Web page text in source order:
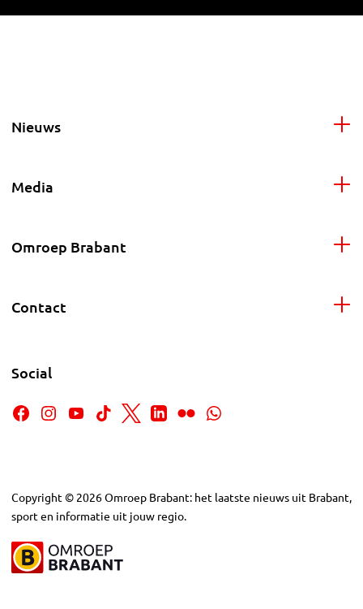
Nieuws
Media
Omroep Brabant
Contact
Social
Copyright © 2026Omroep Brabant: het laatste nieuws uit Brabant,
sport en informatie uit jouw regio.